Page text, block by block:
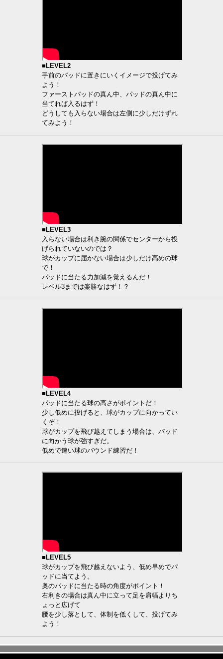
■LEVEL2
手前のパッドに置きにいくイメージで投げてみ
よう！
ファーストパッドの真ん中、パッドの真ん中に
当てれば入るはず！
どうしても入らない場合は左側に少しだけずれ
てみよう！
■LEVEL3
入らない場合は利き腕の関係でセンターから投
げられていないのでは？
球がカップに届かない場合は少しだけ高めの球
で！
パッドに当たる力加減を覚えるんだ！
レベル3までは楽勝なはず！？
■LEVEL4
パッドに当たる球の高さがポイントだ！
少し低めに投げると、球がカップに向かってい
くぞ！
球がカップを飛び越えてしまう場合は、パッド
に向かう球が強すぎだ。
低めで速い球のバウンド練習だ！
■LEVEL5
球がカップを飛び越えないよう、低め早めでパ
ッドに当てよう。
奥のパッドに当たる時の角度がポイント！
右利きの場合は真ん中に立って足を肩幅よりち
ょっと広げて
腰を少し落として、体制を低くして、投げてみ
よう！